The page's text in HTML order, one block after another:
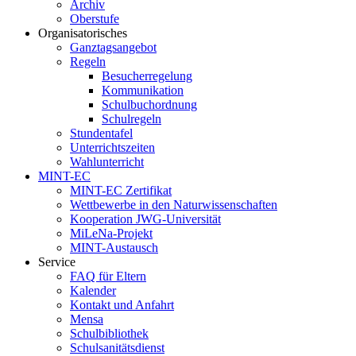
Archiv
Oberstufe
Organisatorisches
Ganztagsangebot
Regeln
Besucherregelung
Kommunikation
Schulbuchordnung
Schulregeln
Stundentafel
Unterrichtszeiten
Wahlunterricht
MINT-EC
MINT-EC Zertifikat
Wettbewerbe in den Naturwissenschaften
Kooperation JWG-Universität
MiLeNa-Projekt
MINT-Austausch
Service
FAQ für Eltern
Kalender
Kontakt und Anfahrt
Mensa
Schulbibliothek
Schulsanitätsdienst